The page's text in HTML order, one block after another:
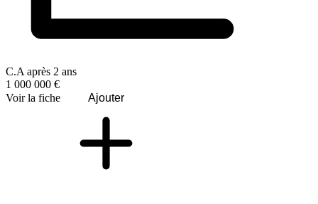
C.A après 2 ans
1 000 000 €
Voir la fiche
Ajouter